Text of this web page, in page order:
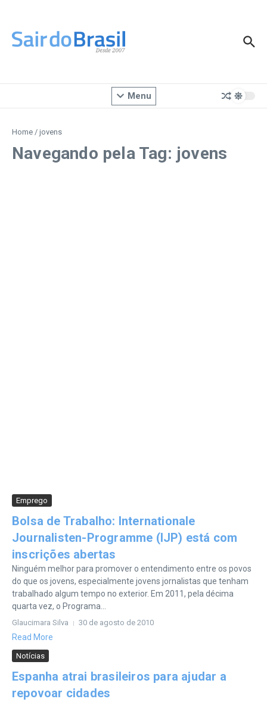
Menu
Home / jovens
Navegando pela Tag: jovens
Emprego
Bolsa de Trabalho: Internationale
Journalisten-Programme (IJP) está com
inscrições abertas
Ninguém melhor para promover o entendimento entre os povos
do que os jovens, especialmente jovens jornalistas que tenham
trabalhado algum tempo no exterior. Em 2011, pela décima
quarta vez, o Programa...
Glaucimara Silva 30 de agosto de 2010
Read More
Notícias
Espanha atrai brasileiros para ajudar a
repovoar cidades